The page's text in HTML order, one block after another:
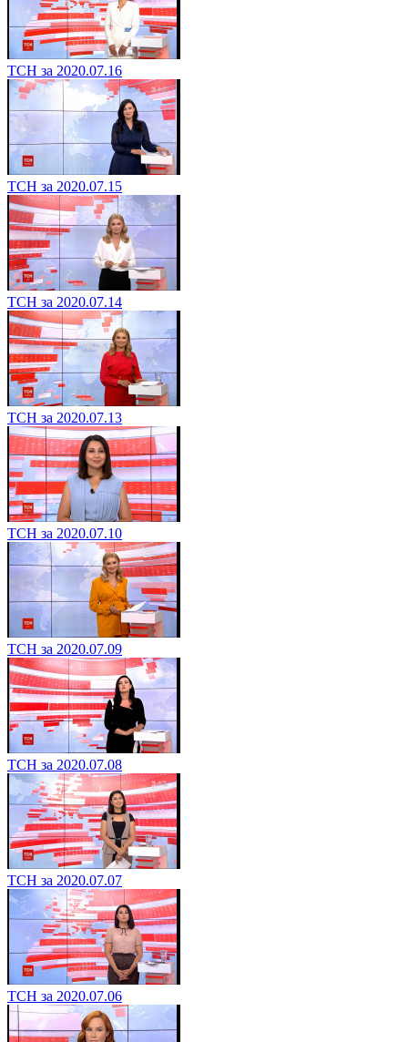
ТСН за 2020.07.16
ТСН за 2020.07.15
ТСН за 2020.07.14
ТСН за 2020.07.13
ТСН за 2020.07.10
ТСН за 2020.07.09
ТСН за 2020.07.08
ТСН за 2020.07.07
ТСН за 2020.07.06